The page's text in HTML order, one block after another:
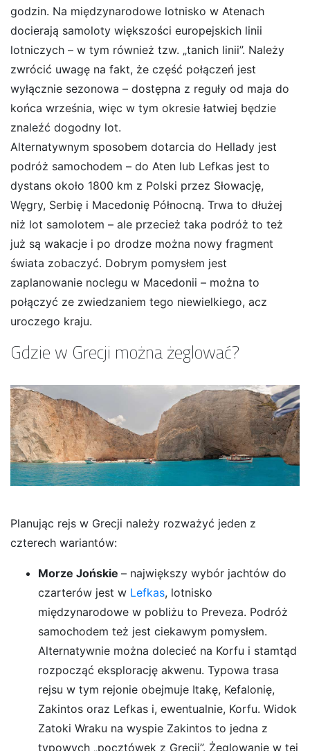
godzin. Na międzynarodowe lotnisko w Atenach
docierają samoloty większości europejskich linii
lotniczych – w tym również tzw. „tanich linii”. Należy
zwrócić uwagę na fakt, że część połączeń jest
wyłącznie sezonowa – dostępna z reguły od maja do
końca września, więc w tym okresie łatwiej będzie
znaleźć dogodny lot.
Alternatywnym sposobem dotarcia do Hellady jest
podróż samochodem – do Aten lub Lefkas jest to
dystans około 1800 km z Polski przez Słowację,
Węgry, Serbię i Macedonię Północną. Trwa to dłużej
niż lot samolotem – ale przecież taka podróż to też
już są wakacje i po drodze można nowy fragment
świata zobaczyć. Dobrym pomysłem jest
zaplanowanie noclegu w Macedonii – można to
połączyć ze zwiedzaniem tego niewielkiego, acz
uroczego kraju.
Gdzie w Grecji można żeglować?
Planując rejs w Grecji należy rozważyć jeden z
czterech wariantów:
Morze Jońskie – największy wybór jachtów do
czarterów jest w Lefkas, lotnisko
międzynarodowe w pobliżu to Preveza. Podróż
samochodem też jest ciekawym pomysłem.
Alternatywnie można dolecieć na Korfu i stamtąd
rozpocząć eksplorację akwenu. Typowa trasa
rejsu w tym rejonie obejmuje Itakę, Kefalonię,
Zakintos oraz Lefkas i, ewentualnie, Korfu. Widok
Zatoki Wraku na wyspie Zakintos to jedna z
typowych „pocztówek z Grecji”. Żeglowanie w tej